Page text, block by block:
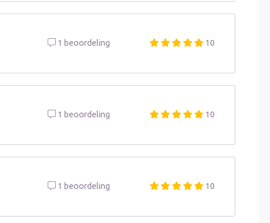
1 beoordeling 10
1 beoordeling 10
1 beoordeling 10